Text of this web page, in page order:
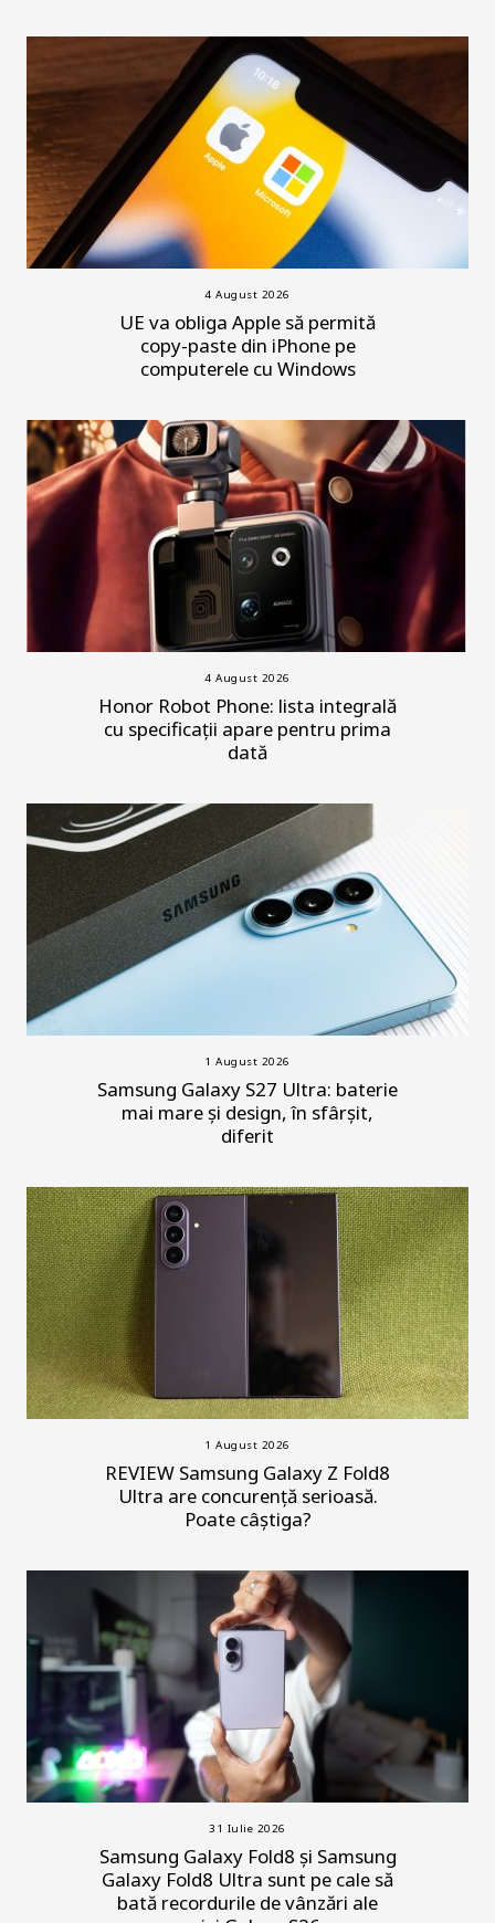
4 August 2026
UE va obliga Apple să permită
copy-paste din iPhone pe
computerele cu Windows
4 August 2026
Honor Robot Phone: lista integrală
cu specificații apare pentru prima
dată
1 August 2026
Samsung Galaxy S27 Ultra: baterie
mai mare și design, în sfârșit,
diferit
1 August 2026
REVIEW Samsung Galaxy Z Fold8
Ultra are concurență serioasă.
Poate câștiga?
31 Iulie 2026
Samsung Galaxy Fold8 și Samsung
Galaxy Fold8 Ultra sunt pe cale să
bată recordurile de vânzări ale